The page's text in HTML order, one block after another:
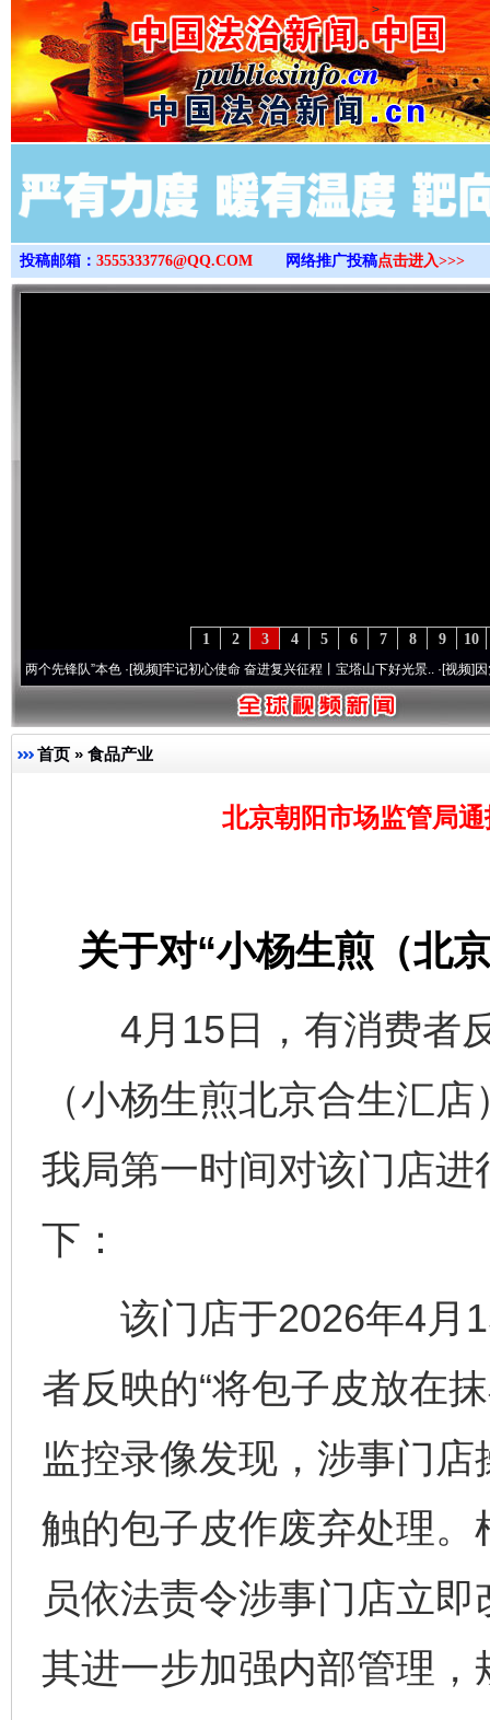
>
投稿邮箱： 3555333776@QQ.COM 网络推广投稿点击进入>>>
10
9
8
7
6
5
4
3
2
1
锋队”本色·[视频]牢记初心使命 奋进复兴征程丨宝塔山下好光景..·[视频]因党而生
首页 » 食品产业
北京朝阳市场监管局
关于对“小杨生煎（北
4月15日，有消费者反
（小杨生煎北京合生汇
我局第一时间对该门店
下：
该门店于2026年4月
者反映的“将包子皮放在
监控录像发现，涉事门
触的包子皮作废弃处理
员依法责令涉事门店立
其进一步加强内部管理